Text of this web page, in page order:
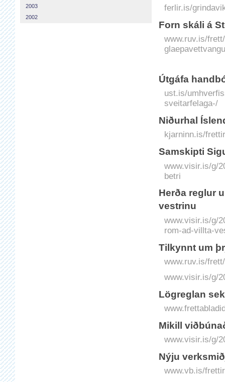
ferlir.is/
Forn skáli á
www.ruv.is/
Útgáfa
ust.is/
sveitarfelaga-/
Niðurhal
kjarninn.is/
Sam­­­skipti
www.visir.is/g/
betri
Herða reglur
vestrinu
www.visir.is/g/
rom-ad-villta-
Tilkynnt um
www.ruv.is/
www.visir.is/g/
Lög­reglan
Mikill
www.visir.is/g/
Nýju
www.vb.is/
2003
2002